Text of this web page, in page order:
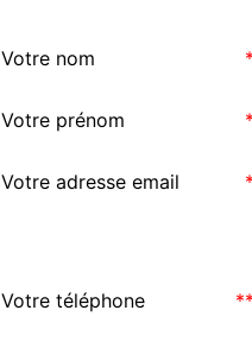
Votre nom
Votre prénom
Votre adresse email
Votre téléphone